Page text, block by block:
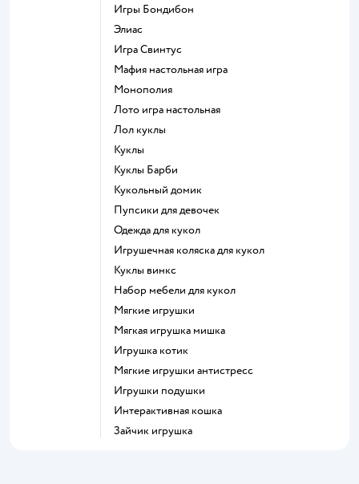
Игры Бондибон
Элиас
Игра Свинтус
Мафия настольная игра
Монополия
Лото игра настольная
Лол куклы
Куклы
Куклы Барби
Кукольный домик
Пупсики для девочек
Одежда для кукол
Игрушечная коляска для кукол
Куклы винкс
Набор мебели для кукол
Мягкие игрушки
Мягкая игрушка мишка
Игрушка котик
Мягкие игрушки антистресс
Игрушки подушки
Интерактивная кошка
Зайчик игрушка